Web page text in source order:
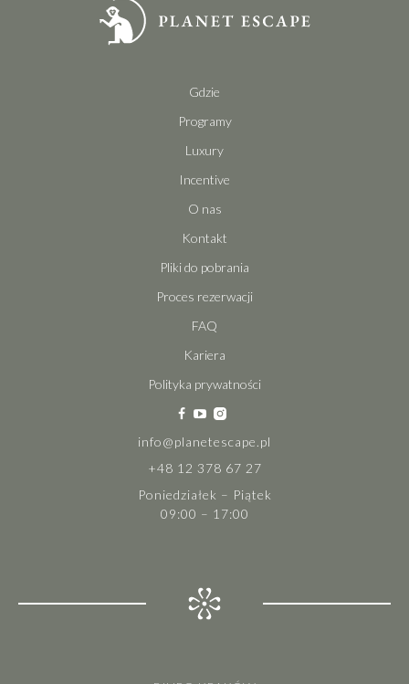
Gdzie
Programy
Luxury
Incentive
O nas
Kontakt
Pliki do pobrania
Proces rezerwacji
FAQ
Kariera
Polityka prywatności
info@planetescape.pl
+48 12 378 67 27
Poniedziałek – Piątek
09:00 – 17:00